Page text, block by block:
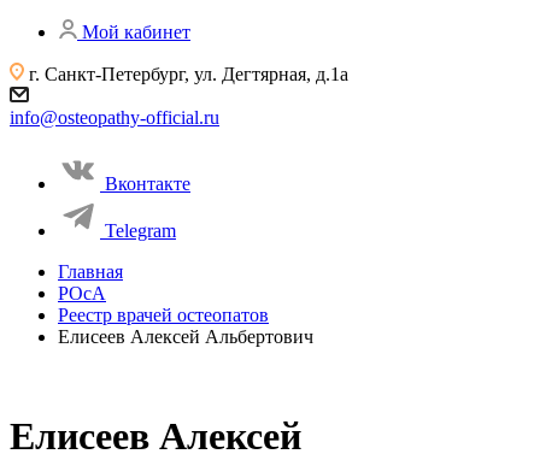
Мой кабинет
г. Санкт-Петербург, ул. Дегтярная, д.1а
info@osteopathy-official.ru
Вконтакте
Telegram
Главная
РОсА
Реестр врачей остеопатов
Елисеев Алексей Альбертович
Елисеев Алексей